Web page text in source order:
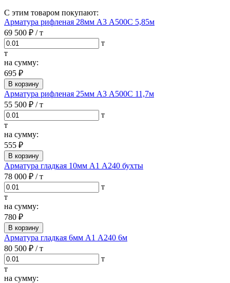
С этим товаром покупают:
Арматура рифленая 28мм А3 А500С 5,85м
69 500 ₽ / т
т
т
на сумму:
695 ₽
В корзину
Арматура рифленая 25мм А3 А500С 11,7м
55 500 ₽ / т
т
т
на сумму:
555 ₽
В корзину
Арматура гладкая 10мм А1 А240 бухты
78 000 ₽ / т
т
т
на сумму:
780 ₽
В корзину
Арматура гладкая 6мм А1 А240 6м
80 500 ₽ / т
т
т
на сумму: